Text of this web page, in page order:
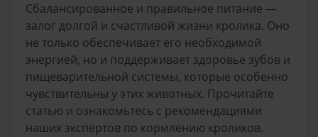
Сбалансированное и правильное питание —
залог долгой и счастливой жизни кролика. Оно
не только обеспечивает его необходимой
энергией, но и поддерживает здоровье зубов и
пищеварительной системы, которые особенно
чувствительны у этих животных. Прочитайте
статью и ознакомьтесь с рекомендациями
наших экспертов по кормлению кроликов.